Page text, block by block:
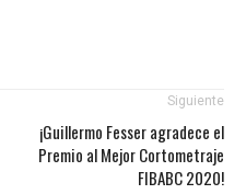
Siguiente
¡Guillermo Fesser agradece el
Premio al Mejor Cortometraje
FIBABC 2020!